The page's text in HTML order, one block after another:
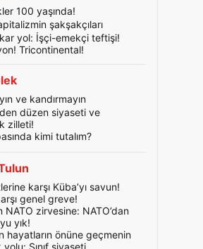
100 yaşında!
şakşakçıları
yol: İşçi-emekçi teftişi!
Tricontinental!
ve kandırmayın
düzen siyaseti ve
zilleti!
kimi tutalım?
karşı Küba’yı savun!
genel greve!
NATO zirvesine: NATO’dan
yık!
hayatların önüne geçmenin
Sınıf siyaseti